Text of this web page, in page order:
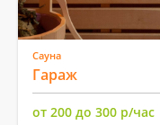
Сауна
Гараж
от 200 до 300 р/час